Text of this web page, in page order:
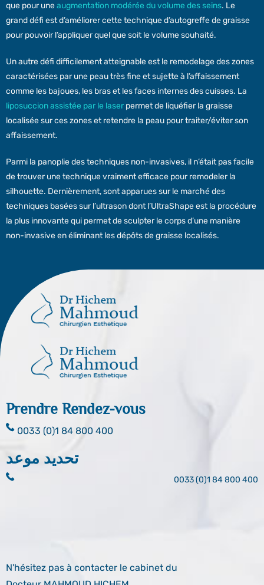
que pour uneaugmentation modérée du volume des seins. Le
grand défi est d’améliorer cette technique d’autogreffe de graisse
pour pouvoir l’appliquer quel que soit le volume souhaité.
Un autre défi difficilement atteignable est le remodelage des zones
caractérisées par une peau très fine et sujette à l’affaissement
comme les bajoues, les bras et les faces internes des cuisses. La
liposuccion assistée par le laser permet de liquéfier la graisse
localisée sur ces zones et retendre la peau pour traiter/éviter son
affaissement.
Parmi la panoplie des techniques non-invasives, il n’était pas facile
de trouver une technique vraiment efficace pour remodeler la
silhouette. Dernièrement, sont apparues sur le marché des
techniques basées sur l’ultrason dont l’UltraShape est la procédure
la plus innovante qui permet de sculpter le corps d’une manière
non-invasive en éliminant les dépôts de graisse localisés.
Prendre Rendez-vous
0033 (0)1 84 800 400
تحديد موعد
0033 (0)1 84 800 400
N'hésitez pas à contacter le cabinet du